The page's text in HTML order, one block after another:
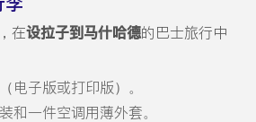
在设拉子到马什哈德的巴士旅行中
电子版或打印版）。
和一件空调用薄外套。